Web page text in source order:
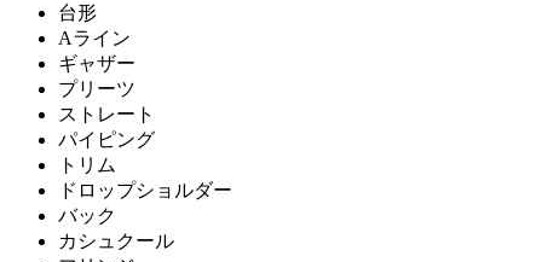
台形
Aライン
ギャザー
プリーツ
ストレート
パイピング
トリム
ドロップショルダー
バック
カシュクール